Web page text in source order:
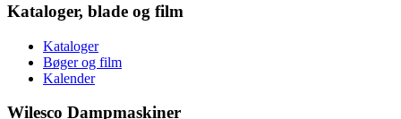
Kataloger, blade og film
Kataloger
Bøger og film
Kalender
Wilesco Dampmaskiner